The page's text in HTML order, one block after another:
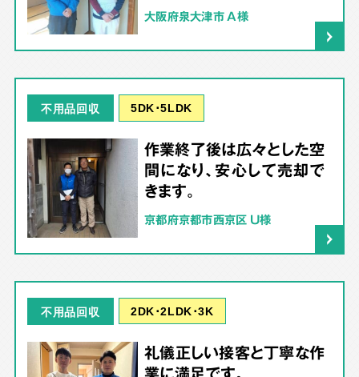
大阪府泉大津市 A様
不用品回収 5DK･5LDK
作業終了後は広々とした空
間になり、安心して売却で
きます。
京都府京都市西京区 U様
不用品回収 2DK･2LDK･3K
礼儀正しい接客と丁寧な作